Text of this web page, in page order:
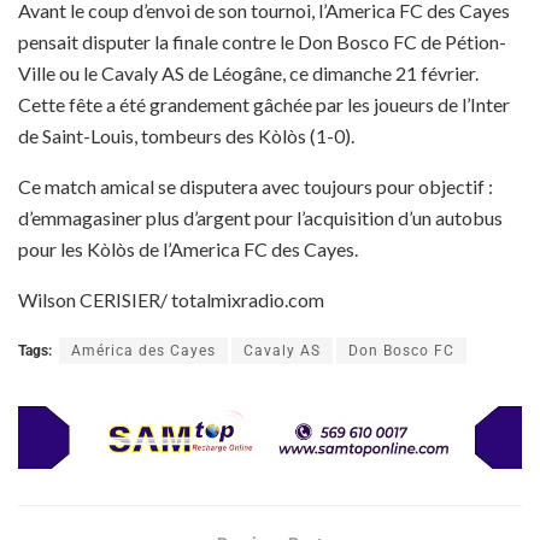
Avant le coup d’envoi de son tournoi, l’America FC des Cayes
pensait disputer la finale contre le Don Bosco FC de Pétion-
Ville ou le Cavaly AS de Léogâne, ce dimanche 21 février.
Cette fête a été grandement gâchée par les joueurs de l’Inter
de Saint-Louis, tombeurs des Kòlòs (1-0).
Ce match amical se disputera avec toujours pour objectif :
d’emmagasiner plus d’argent pour l’acquisition d’un autobus
pour les Kòlòs de l’America FC des Cayes.
Wilson CERISIER/ totalmixradio.com
Tags: América des Cayes Cavaly AS Don Bosco FC